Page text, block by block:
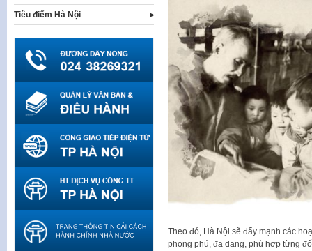
Theo đó, Hà Nội sẽ đẩy mạnh các
phong phú, đa dạng, phù hợp từng
Tiêu điểm Hà Nội